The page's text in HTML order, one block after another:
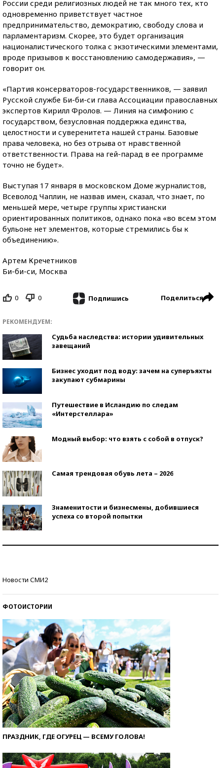
России среди религиозных людей не так много тех, кто
одновременно приветствует частное
предпринимательство, демократию, свободу слова и
парламентаризм. Скорее, это будет организация
националистического толка с экзотическими элементами,
вроде призывов к восстановлению самодержавия», —
говорит он.
«Партия консерваторов-государственников, — заявил
Русской службе Би-би-си глава Ассоциации православных
экспертов Кирилл Фролов. — Линия на симфонию с
государством, безусловная поддержка единства,
целостности и суверенитета нашей страны. Базовые
права человека, но без отрыва от нравственной
ответственности. Права на гей-парад в ее программе
точно не будет».
Выступая 17 января в московском Доме журналистов,
Всеволод Чаплин, не назвав имен, сказал, что знает, по
меньшей мере, четыре группы христиански
ориентированных политиков, однако пока «во всем этом
бульоне нет элементов, которые стремились бы к
объединению».
Артем Кречетников
Би-би-си, Москва
0 0 Подпишись Поделиться
РЕКОМЕНДУЕМ:
Судьба наследства: истории удивительных
завещаний
Бизнес уходит под воду: зачем на суперъяхты
закупают субмарины
Путешествие в Исландию по следам
«Интерстеллара»
Модный выбор: что взять с собой в отпуск?
Самая трендовая обувь лета – 2026
Знаменитости и бизнесмены, добившиеся
успеха со второй попытки
Новости СМИ2
ФОТОИСТОРИИ
ПРАЗДНИК, ГДЕ ОГУРЕЦ — ВСЕМУ ГОЛОВА!